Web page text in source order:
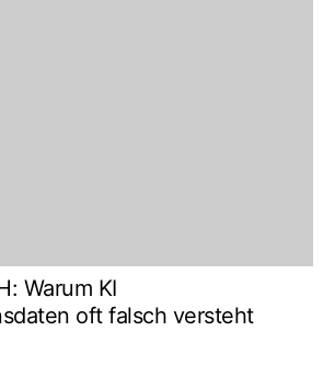
Warum KI
oft falsch versteht